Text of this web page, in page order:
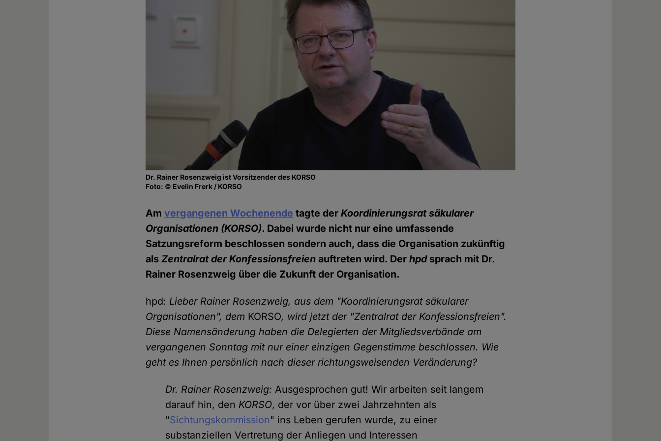
Dr. Rainer Rosenzweig ist Vorsitzender des KORSO
Foto: © Evelin Frerk / KORSO
Amvergangenen Wochenende tagte derKoordinierungsrat säkularer
Organisationen (KORSO). Dabei wurde nicht nur eine umfassende
Satzungsreform beschlossen sondern auch, dass die Organisation zukünftig
alsZentralrat der Konfessionsfreien auftreten wird. Derhpdsprach mit Dr.
Rainer Rosenzweig über die Zukunft der Organisation.
hpd: Lieber Rainer Rosenzweig, aus dem "Koordinierungsrat säkularer
Organisationen", dem KORSO, wird jetzt der "Zentralrat der Konfessionsfreien".
Diese Namensänderung haben die Delegierten der Mitgliedsverbände am
vergangenen Sonntag mit nur einer einzigen Gegenstimme beschlossen. Wie
geht es Ihnen persönlich nach dieser richtungsweisenden Veränderung?
Dr. Rainer Rosenzweig: Ausgesprochen gut! Wir arbeiten seit langem
darauf hin, den KORSO, der vor über zwei Jahrzehnten als
"Sichtungskommission" ins Leben gerufen wurde, zu einer
substanziellen Vertretung der Anliegen und Interessen